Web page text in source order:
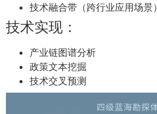
技术融合带（跨行业应用场景）
技术实现：
产业链图谱分析
政策文本挖掘
技术交叉预测